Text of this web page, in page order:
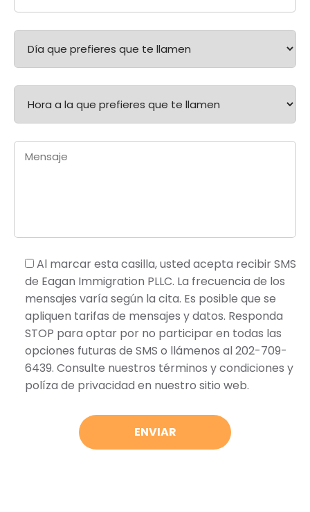
Al marcar esta casilla, usted acepta recibir SMS
de Eagan Immigration PLLC. La frecuencia de los
mensajes varía según la cita. Es posible que se
apliquen tarifas de mensajes y datos. Responda
STOP para optar por no participar en todas las
opciones futuras de SMS o llámenos al 202-709-
6439. Consulte nuestros términos y condiciones y
políza de privacidad en nuestro sitio web.